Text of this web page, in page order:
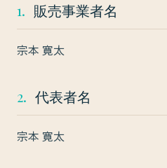
1. 販売事業者名
宗本 寛太
2. 代表者名
宗本 寛太